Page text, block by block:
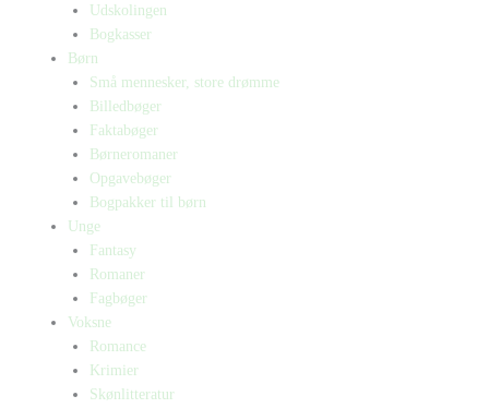
Udskolingen
Bogkasser
Børn
Små mennesker, store drømme
Billedbøger
Faktabøger
Børneromaner
Opgavebøger
Bogpakker til børn
Unge
Fantasy
Romaner
Fagbøger
Voksne
Romance
Krimier
Skønlitteratur